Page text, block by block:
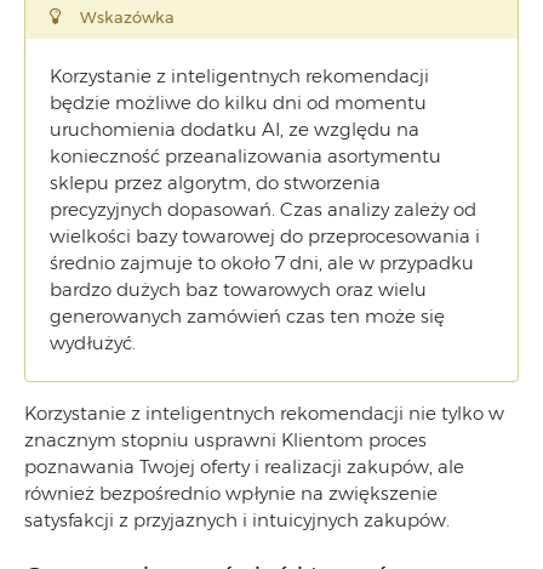
Wskazówka
Korzystanie z inteligentnych rekomendacji
będzie możliwe do kilku dni od momentu
uruchomienia dodatku AI, ze względu na
konieczność przeanalizowania asortymentu
sklepu przez algorytm, do stworzenia
precyzyjnych dopasowań. Czas analizy zależy od
wielkości bazy towarowej do przeprocesowania i
średnio zajmuje to około 7 dni, ale w przypadku
bardzo dużych baz towarowych oraz wielu
generowanych zamówień czas ten może się
wydłużyć.
Korzystanie z inteligentnych rekomendacji nie tylko w
znacznym stopniu usprawni Klientom proces
poznawania Twojej oferty i realizacji zakupów, ale
również bezpośrednio wpłynie na zwiększenie
satysfakcji z przyjaznych i intuicyjnych zakupów.